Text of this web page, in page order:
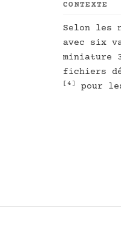
CONTEXTE
Selon les
avec six
miniature
fichiers
[4] pour